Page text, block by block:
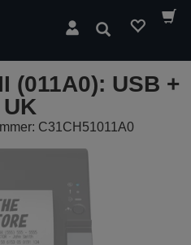
Suchen
(011A0): USB +
C31CH51011A0